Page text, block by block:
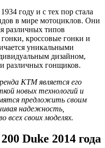
году и с тех пор стала
в мире мотоциклов. Они
различных типов
кроссовые гонки и
уникальными
дизайном,
различных гонщиков.
KTM является его
новых технологий и
предложить своим
надежность,
всех своих моделях.
Duke 2014 года